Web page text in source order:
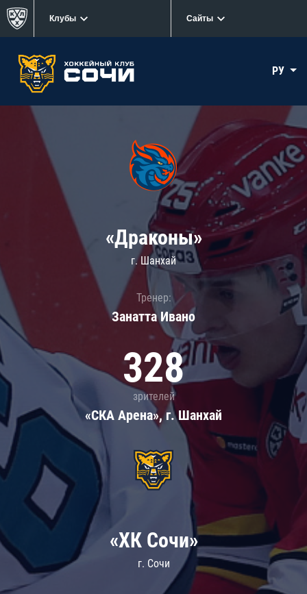
Клубы Сайты
РУ
«Драконы»
г. Шанхай
Тренер:
Занатта Иванo
328
зрителей
«СКА Арена», г. Шанхай
«ХК Сочи»
г. Сочи